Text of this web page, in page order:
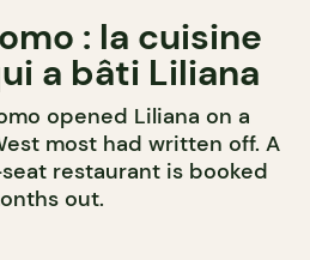
: la cuisine
a bâti Liliana
opened Liliana on a
most had written off. A
restaurant is booked
out.